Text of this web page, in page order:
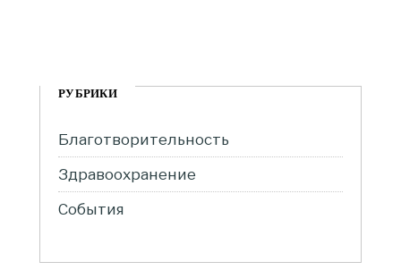
РУБРИКИ
Благотворительность
Здравоохранение
События